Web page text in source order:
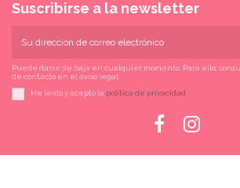
Suscribirse a la newsletter
Puede darse de baja en cualquier momento. Para ello,
de contacto en el aviso legal.
He leído y acepto la política de privacidad